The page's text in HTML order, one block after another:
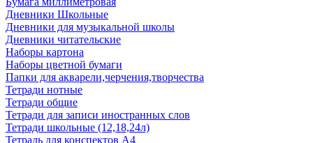
Дневники Школьные
Дневники для музыкальной школы
Дневники читательские
Наборы картона
Наборы цветной бумаги
Папки для акварели,черчения,творчества
Тетради нотные
Тетради общие
Тетради для записи иностранных слов
Тетради школьные (12,18,24л)
Тетрадь для конспектов А4